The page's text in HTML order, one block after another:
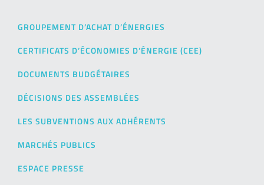
GROUPEMENT D’ACHAT D’ÉNERGIES
CERTIFICATS D’ÉCONOMIES D’ÉNERGIE (CEE)
DOCUMENTS BUDGÉTAIRES
DÉCISIONS DES ASSEMBLÉES
LES SUBVENTIONS AUX ADHÉRENTS
MARCHÉS PUBLICS
ESPACE PRESSE